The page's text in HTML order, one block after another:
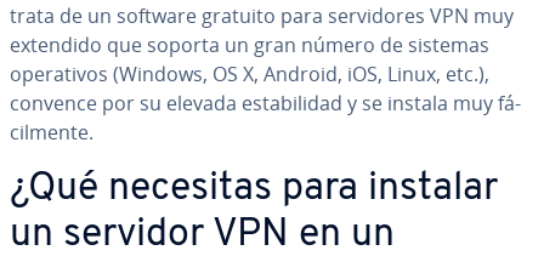
trata de un software gratuito para se­r­vi­do­res VPN muy
extendido que soporta un gran número de sistemas
ope­ra­ti­vos (Windows, OS X, Android, iOS, Linux, etc.),
convence por su elevada es­ta­bi­li­dad y se instala muy fá­
ci­l­me­n­te.
¿Qué necesitas para instalar
un servidor VPN en un